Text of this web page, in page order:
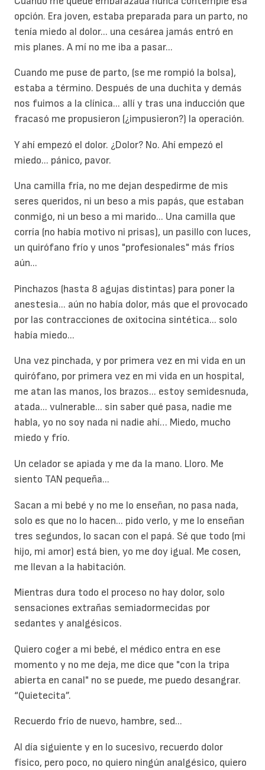
opción. Era joven, estaba preparada para un parto, no
tenía miedo al dolor... una cesárea jamás entró en
mis planes. A mí no me iba a pasar...
Cuando me puse de parto, (se me rompió la bolsa),
estaba a término. Después de una duchita y demás
nos fuimos a la clínica... allí y tras una inducción que
fracasó me propusieron (¿impusieron?) la operación.
Y ahí empezó el dolor. ¿Dolor? No. Ahí empezó el
miedo... pánico, pavor.
Una camilla fría, no me dejan despedirme de mis
seres queridos, ni un beso a mis papás, que estaban
conmigo, ni un beso a mi marido... Una camilla que
corría (no había motivo ni prisas), un pasillo con luces,
un quirófano frío y unos "profesionales" más fríos
aún...
Pinchazos (hasta 8 agujas distintas) para poner la
anestesia... aún no había dolor, más que el provocado
por las contracciones de oxitocina sintética... solo
había miedo...
Una vez pinchada, y por primera vez en mi vida en un
quirófano, por primera vez en mi vida en un hospital,
me atan las manos, los brazos... estoy semidesnuda,
atada... vulnerable... sin saber qué pasa, nadie me
habla, yo no soy nada ni nadie ahí… Miedo, mucho
miedo y frío.
Un celador se apiada y me da la mano. Lloro. Me
siento TAN pequeña...
Sacan a mi bebé y no me lo enseñan, no pasa nada,
solo es que no lo hacen... pido verlo, y me lo enseñan
tres segundos, lo sacan con el papá. Sé que todo (mi
hijo, mi amor) está bien, yo me doy igual. Me cosen,
me llevan a la habitación.
Mientras dura todo el proceso no hay dolor, solo
sensaciones extrañas semiadormecidas por
sedantes y analgésicos.
Quiero coger a mi bebé, el médico entra en ese
momento y no me deja, me dice que "con la tripa
abierta en canal" no se puede, me puedo desangrar.
“Quietecita”.
Recuerdo frío de nuevo, hambre, sed...
Al día siguiente y en lo sucesivo, recuerdo dolor
físico, pero poco, no quiero ningún analgésico, quiero